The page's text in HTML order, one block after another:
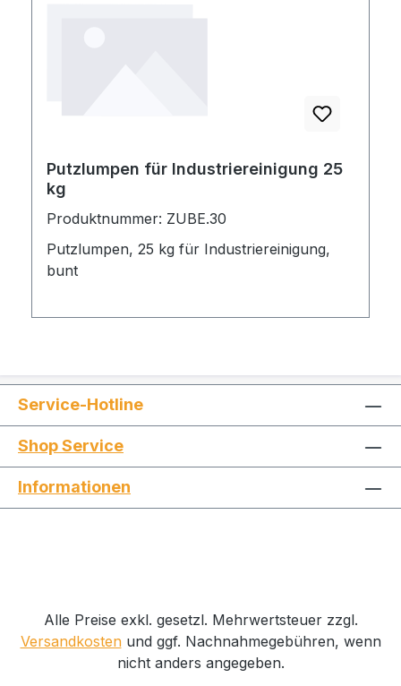
Putzlumpen für Industriereinigung 25
kg
Produktnummer: ZUBE.30
Putzlumpen, 25 kg für Industriereinigung,
bunt
Service-Hotline
Shop Service
Informationen
Alle Preise exkl. gesetzl. Mehrwertsteuer zzgl.
Versandkostenund ggf. Nachnahmegebühren, wenn
nicht anders angegeben.